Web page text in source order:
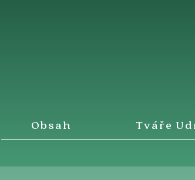
Obsah Tváře